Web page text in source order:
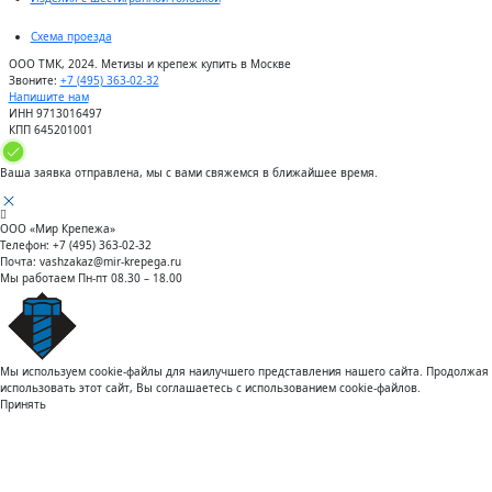
Схема проезда
ООО ТМК, 2024. Метизы и крепеж купить в Москве
Звоните: +7 (495) 363-02-32
Напишите нам
ИНН 9713016497
КПП 645201001
Ваша заявка отправлена, мы с вами свяжемся в ближайшее время.
ООО «Мир Крепежа»
Телефон: +7 (495) 363-02-32
Почта: vashzakaz@mir-krepega.ru
Мы работаем Пн-пт 08.30 – 18.00
Мы используем cookie-файлы для наилучшего представления нашего сайта. Продолжая
использовать этот сайт, Вы соглашаетесь с использованием cookie-файлов.
Принять